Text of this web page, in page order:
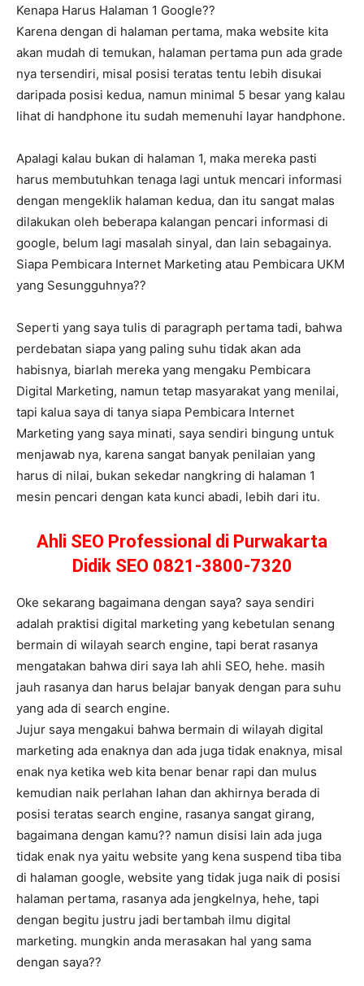
Kenapa Harus Halaman 1 Google??
Karena dengan di halaman pertama, maka website kita
akan mudah di temukan, halaman pertama pun ada grade
nya tersendiri, misal posisi teratas tentu lebih disukai
daripada posisi kedua, namun minimal 5 besar yang kalau
lihat di handphone itu sudah memenuhi layar handphone.
Apalagi kalau bukan di halaman 1, maka mereka pasti
harus membutuhkan tenaga lagi untuk mencari informasi
dengan mengeklik halaman kedua, dan itu sangat malas
dilakukan oleh beberapa kalangan pencari informasi di
google, belum lagi masalah sinyal, dan lain sebagainya.
Siapa Pembicara Internet Marketing atau Pembicara UKM
yang Sesungguhnya??
Seperti yang saya tulis di paragraph pertama tadi, bahwa
perdebatan siapa yang paling suhu tidak akan ada
habisnya, biarlah mereka yang mengaku Pembicara
Digital Marketing, namun tetap masyarakat yang menilai,
tapi kalua saya di tanya siapa Pembicara Internet
Marketing yang saya minati, saya sendiri bingung untuk
menjawab nya, karena sangat banyak penilaian yang
harus di nilai, bukan sekedar nangkring di halaman 1
mesin pencari dengan kata kunci abadi, lebih dari itu.
Ahli SEO Professional di Purwakarta
Didik SEO 0821-3800-7320
Oke sekarang bagaimana dengan saya? saya sendiri
adalah praktisi digital marketing yang kebetulan senang
bermain di wilayah search engine, tapi berat rasanya
mengatakan bahwa diri saya lah ahli SEO, hehe. masih
jauh rasanya dan harus belajar banyak dengan para suhu
yang ada di search engine.
Jujur saya mengakui bahwa bermain di wilayah digital
marketing ada enaknya dan ada juga tidak enaknya, misal
enak nya ketika web kita benar benar rapi dan mulus
kemudian naik perlahan lahan dan akhirnya berada di
posisi teratas search engine, rasanya sangat girang,
bagaimana dengan kamu?? namun disisi lain ada juga
tidak enak nya yaitu website yang kena suspend tiba tiba
di halaman google, website yang tidak juga naik di posisi
halaman pertama, rasanya ada jengkelnya, hehe, tapi
dengan begitu justru jadi bertambah ilmu digital
marketing. mungkin anda merasakan hal yang sama
dengan saya??